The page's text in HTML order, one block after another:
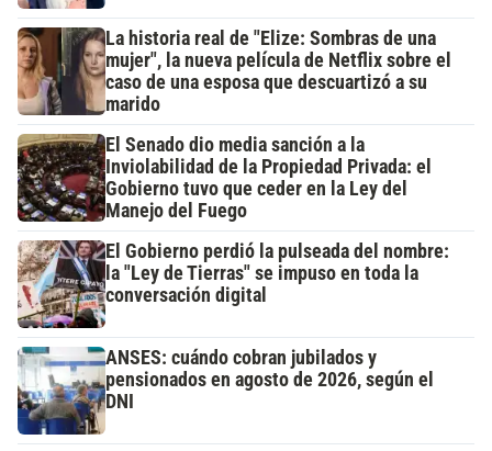
La historia real de "Elize: Sombras de una
mujer", la nueva película de Netflix sobre el
caso de una esposa que descuartizó a su
marido
El Senado dio media sanción a la
Inviolabilidad de la Propiedad Privada: el
Gobierno tuvo que ceder en la Ley del
Manejo del Fuego
El Gobierno perdió la pulseada del nombre:
la "Ley de Tierras" se impuso en toda la
conversación digital
ANSES: cuándo cobran jubilados y
pensionados en agosto de 2026, según el
DNI